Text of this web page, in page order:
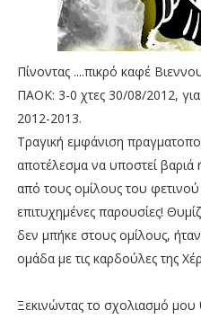
Πίνοντας ....πικρό καφέ
ΠΑΟΚ: 3-0 χτες 30/08/2012,
2012-2013.
Τραγική εμφάνιση
αποτέλεσμα να υποστεί βαριά
από τους ομίλους του
επιτυχημένες παρουσίες!
δεν μπήκε στους ομίλους,
ομάδα με τις καρδούλες της
Ξεκινώντας το σχολιασμό